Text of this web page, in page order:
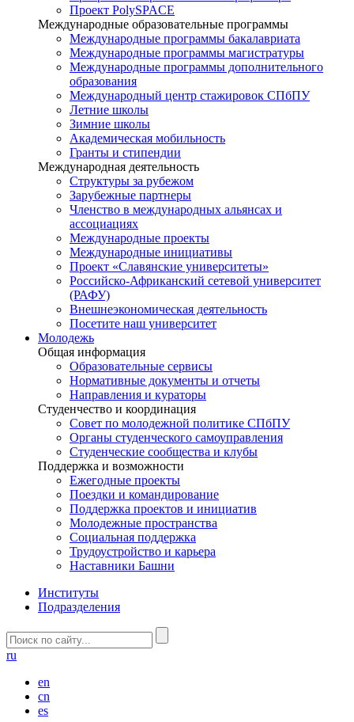
Проект PolySPACE
Международные образовательные программы
Международные программы бакалавриата
Международные программы магистратуры
Международные программы дополнительного
образования
Международный центр стажировок СПбПУ
Летние школы
Зимние школы
Академическая мобильность
Гранты и стипендии
Международная деятельность
Структуры за рубежом
Зарубежные партнеры
Членство в международных альянсах и
ассоциациях
Международные проекты
Международные инициативы
Проект «Славянские университеты»
Российско-Африканский сетевой университет
(РАФУ)
Внешнеэкономическая деятельность
Посетите наш университет
Молодежь
Общая информация
Образовательные сервисы
Нормативные документы и отчеты
Направления и кураторы
Студенчество и координация
Совет по молодежной политике СПбПУ
Органы студенческого самоуправления
Студенческие сообщества и клубы
Поддержка и возможности
Ежегодные проекты
Поездки и командирование
Поддержка проектов и инициатив
Молодежные пространства
Социальная поддержка
Трудоустройство и карьера
Наставники Башни
Институты
Подразделения
ru
en
cn
es